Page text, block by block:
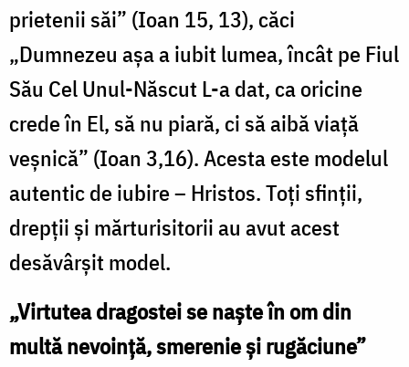
prietenii săi” (Ioan 15, 13), căci
„Dumnezeu aşa a iubit lumea, încât pe Fiul
Său Cel Unul-Născut L-a dat, ca oricine
crede în El, să nu piară, ci să aibă viaţă
veşnică” (Ioan 3,16). Acesta este modelul
autentic de iubire – Hristos. Toţi sfinţii,
drepţii şi mărturisitorii au avut acest
desăvârşit model.
„Virtutea dragostei se naşte în om din
multă nevoinţă, smerenie şi rugăciune”